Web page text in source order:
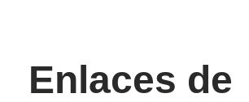
Enlaces de